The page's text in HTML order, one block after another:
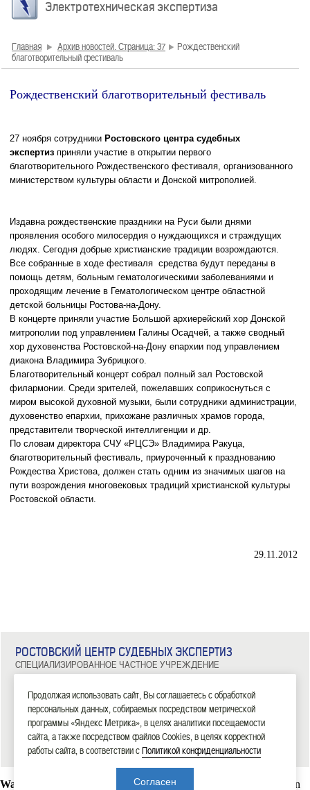
Электротехническая экспертиза
Главная Архив новостей. Страница: 37
Рождественский
благотворительный фестиваль
Рождественский благотворительный фестиваль
27 ноября сотрудники Ростовского центра судебных
экспертиз приняли участие в открытии первого
благотворительного Рождественского фестиваля, организованного
министерством культуры области и Донской митрополией.
Издавна рождественские праздники на Руси были днями
проявления особого милосердия о нуждающихся и страждущих
людях. Сегодня добрые христианские традиции возрождаются.
Все собранные в ходе фестиваля средства будут переданы в
помощь детям, больным гематологическими заболеваниями и
проходящим лечение в Гематологическом центре областной
детской больницы Ростова-на-Дону.
В концерте приняли участие Большой архиерейский хор Донской
митрополии под управлением Галины Осадчей, а также сводный
хор духовенства Ростовской-на-Дону епархии под управлением
диакона Владимира Зубрицкого.
Благотворительный концерт собрал полный зал Ростовской
филармонии. Среди зрителей, пожелавших соприкоснуться с
миром высокой духовной музыки, были сотрудники администрации,
духовенство епархии, прихожане различных храмов города,
представители творческой интеллигенции и др.
По словам директора СЧУ «РЦСЭ» Владимира Ракуца,
благотворительный фестиваль, приуроченный к празднованию
Рождества Христова, должен стать одним из значимых шагов на
пути возрождения многовековых традиций христианской культуры
Ростовской области.
29.11.2012
РОСТОВСКИЙ ЦЕНТР СУДЕБНЫХ ЭКСПЕРТИЗ
СПЕЦИАЛИЗИРОВАННОЕ ЧАСТНОЕ УЧРЕЖДЕНИЕ
Тел: 8 (863) 209-81-71, 8 (800) 100-34-14
ГЛАВНАЯ|ЭКСПЕРТИЗЫ|НОВОСТИ|ДОКУМЕНТЫ|О НАС|КОНТАКТЫ
2006—2026 СЧУ «Ростовский центр судебных экспертиз»
Warning
: mysql_connect(): Headers and client library minor version
Продолжая использовать сайт, Вы соглашаетесь с обработкой
персональных данных, собираемых посредством метрической
программы «Яндекс Метрика», в целях аналитики посещаемости
сайта, а также посредством файлов Cookies, в целях корректной
работы сайта, в соответствии сПолитикой конфиденциальности
Согласен